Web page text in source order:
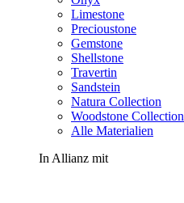
Limestone
Precioustone
Gemstone
Shellstone
Travertin
Sandstein
Natura Collection
Woodstone Collection
Alle Materialien
In Allianz mit